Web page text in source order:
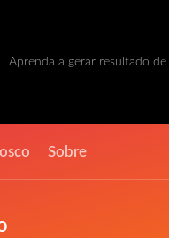
Aprenda a gerar resultado de
Sobre